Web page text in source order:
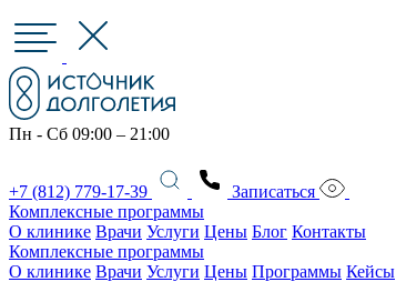
Пн - Сб 09:00 – 21:00
+7 (812) 779-17-39
Записаться
Комплексные программы
О клинике Врачи Услуги Цены Блог Контакты
Комплексные программы
О клинике Врачи Услуги Цены Программы Кейсы